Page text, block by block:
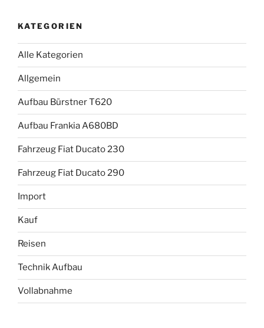
KATEGORIEN
Alle Kategorien
Allgemein
Aufbau Bürstner T620
Aufbau Frankia A680BD
Fahrzeug Fiat Ducato 230
Fahrzeug Fiat Ducato 290
Import
Kauf
Reisen
Technik Aufbau
Vollabnahme